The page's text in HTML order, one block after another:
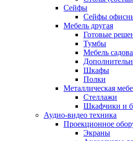
Сейфы
Сейфы
Мебель другая
Готовые
Тумбы
Мебель
Шкафы
Полки
Металлическая
Стеллажи
Шкафчики и
Аудио-видео техника
Проекционное
Экраны